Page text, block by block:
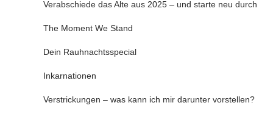
Verabschiede das Alte aus 2025 – und starte neu durch
The Moment We Stand
Dein Rauhnachtsspecial
Inkarnationen
Verstrickungen – was kann ich mir darunter vorstellen?